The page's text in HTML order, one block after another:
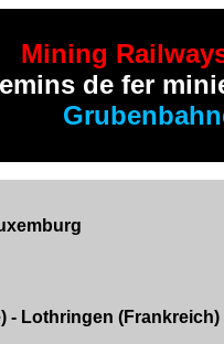
Mining
de fer
- Lothringen (Frankreich)